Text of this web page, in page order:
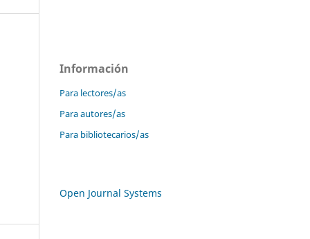
Información
Para lectores/as
Para autores/as
Para bibliotecarios/as
Open Journal Systems